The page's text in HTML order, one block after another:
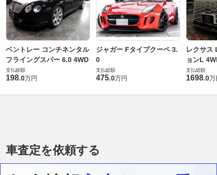
ベントレー コンチネンタル
フライングスパー 6.0 4WD
支払総額
198.0万円
ジャガー Fタイプクーペ 3.
0
支払総額
475.0万円
レクサス
ョンL
支払総額
1698.0万
車査定を依頼する